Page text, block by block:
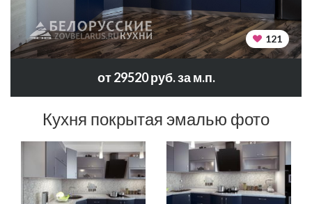
121
от 29520 руб. за м.п.
Кухня покрытая эмалью фото